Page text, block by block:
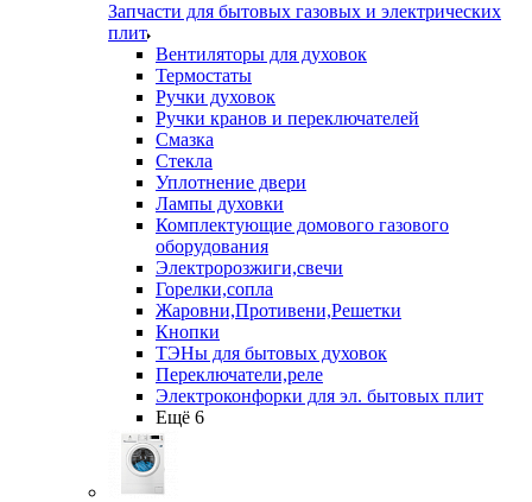
Запчасти для бытовых газовых и электрических
плит
Вентиляторы для духовок
Термостаты
Ручки духовок
Ручки кранов и переключателей
Смазка
Стекла
Уплотнение двери
Лампы духовки
Комплектующие домового газового
оборудования
Электророзжиги,свечи
Горелки,сопла
Жаровни,Противени,Решетки
Кнопки
ТЭНы для бытовых духовок
Переключатели,реле
Электроконфорки для эл. бытовых плит
Ещё 6